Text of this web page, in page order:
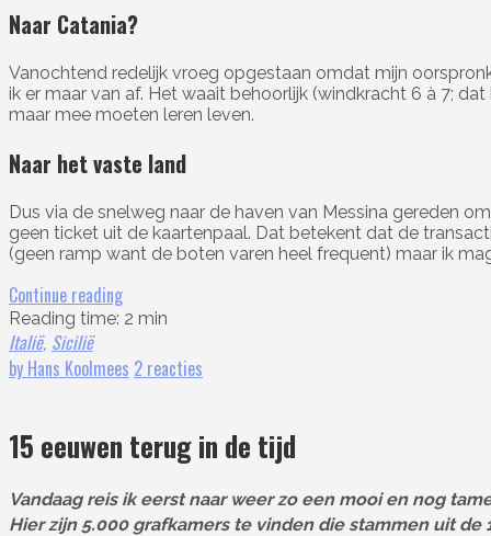
Naar Catania?
Vanochtend redelijk vroeg opgestaan omdat mijn
ik er maar van af. Het waait behoorlijk (windkracht 6 à 7;
maar mee moeten leren leven.
Naar het vaste land
Dus via de snelweg naar de haven van Messina gereden
geen ticket uit de kaartenpaal. Dat betekent dat de
(geen ramp want de boten varen heel frequent) maar ik
Continue reading
Reading time: 2 min
Italië, Sicilië
by Hans Koolmees 2 reacties
15 eeuwen terug in de tijd
Vandaag reis ik eerst naar weer zo een mooi en nog
Hier zijn 5.000 grafkamers te vinden die stammen uit de